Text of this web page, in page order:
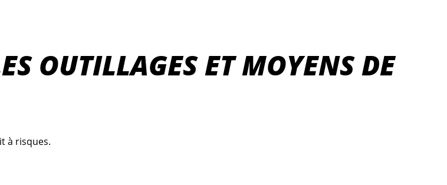
OUTILLAGES ET MOYENS DE
à risques.